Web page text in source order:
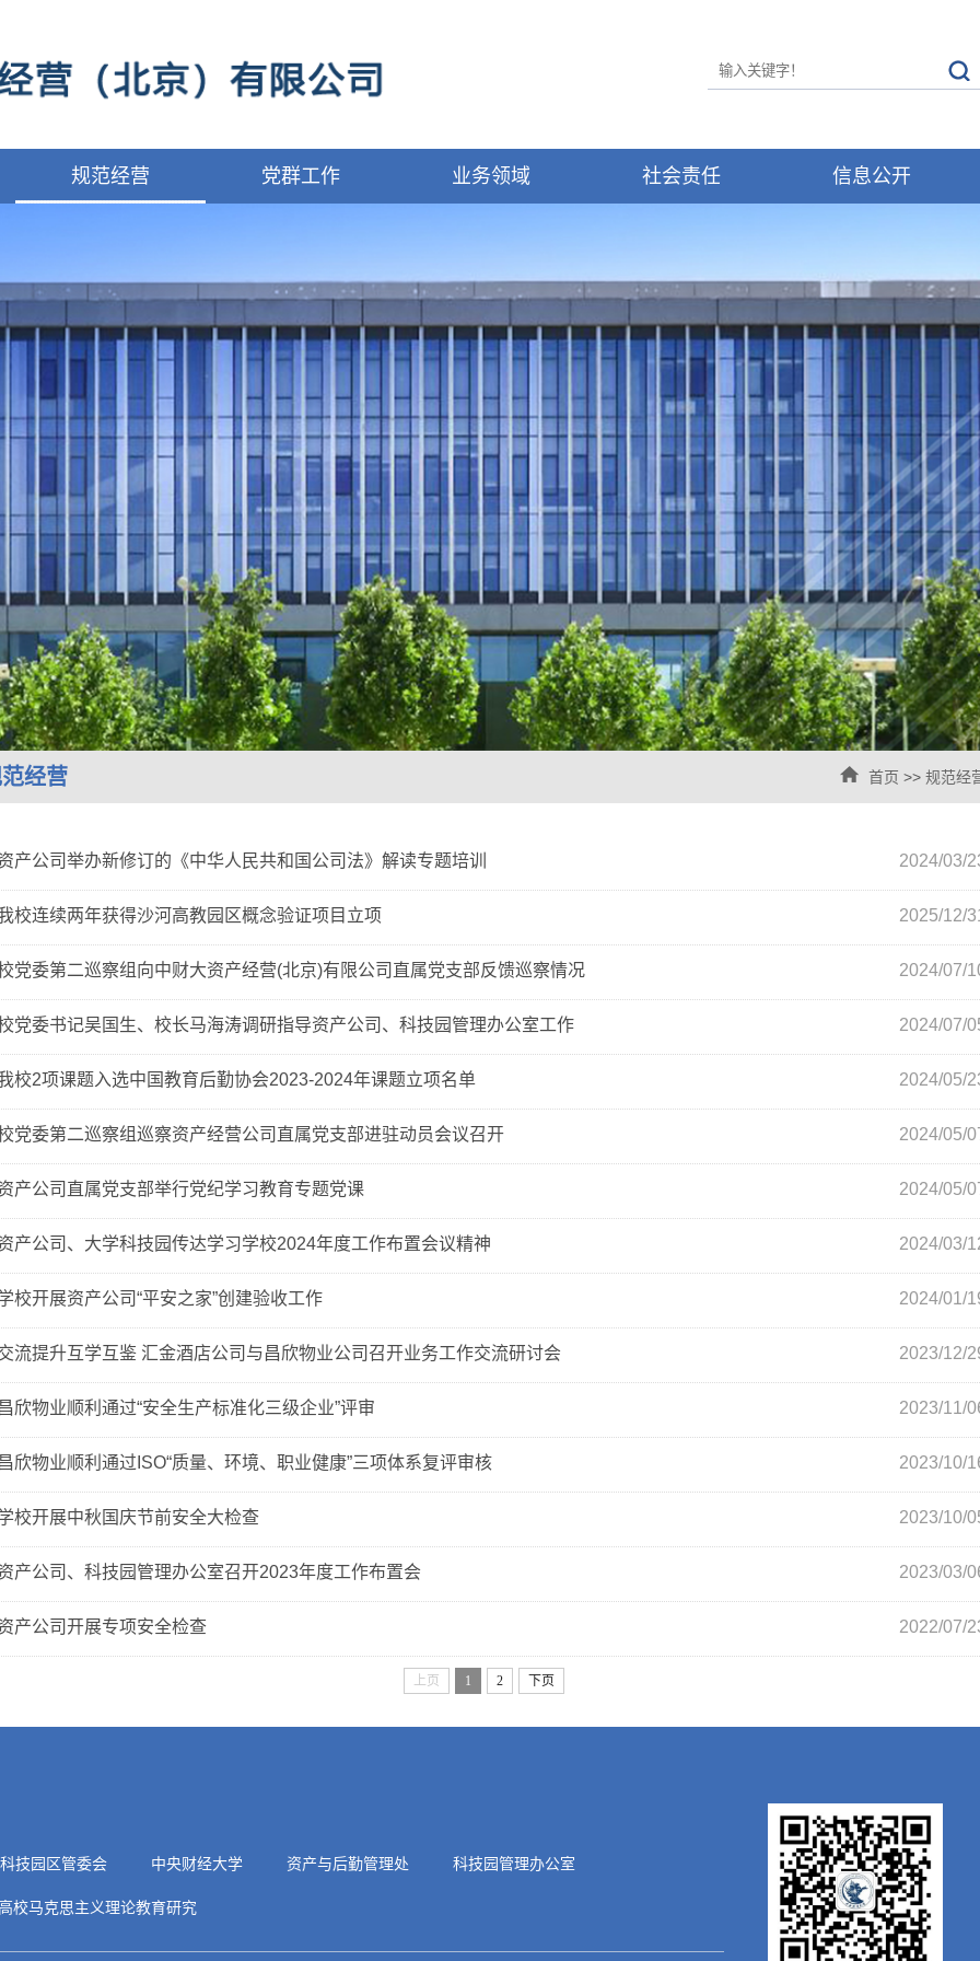
规范经营 党群工作 业务领域 社会责任 信息公开
经营 首页 >> 规范经
产公司举办新修订的《中华人民共和国公司法》解读专题培训 2024/03/
校连续两年获得沙河高教园区概念验证项目立项 2025/12/
党委第二巡察组向中财大资产经营(北京)有限公司直属党支部反馈巡察情况 2024/07/
党委书记吴国生、校长马海涛调研指导资产公司、科技园管理办公室工作 2024/07/
校2项课题入选中国教育后勤协会2023-2024年课题立项名单 2024/05/
党委第二巡察组巡察资产经营公司直属党支部进驻动员会议召开 2024/05/
产公司直属党支部举行党纪学习教育专题党课 2024/05/
产公司、大学科技园传达学习学校2024年度工作布置会议精神 2024/03/
校开展资产公司“平安之家”创建验收工作 2024/01/
流提升互学互鉴 汇金酒店公司与昌欣物业公司召开业务工作交流研讨会 2023/12/
欣物业顺利通过“安全生产标准化三级企业”评审 2023/11/
欣物业顺利通过ISO“质量、环境、职业健康”三项体系复评审核 2023/10/
校开展中秋国庆节前安全大检查 2023/10/
产公司、科技园管理办公室召开2023年度工作布置会 2023/03/
产公司开展专项安全检查 2022/07/
上页 1 2 下页
技园区管委会 中央财经大学 资产与后勤管理处 科技园管理办公室
校马克思主义理论教育研究